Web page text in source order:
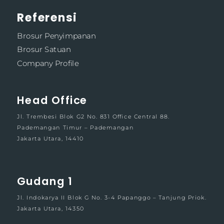
Referensi
Brosur Penyimpanan
Brosur Satuan
Company Profile
Head Office
Jl. Trembesi Blok G2 No. 831 Office Central 88.
Pademangan Timur – Pademangan
Jakarta Utara, 14410
Gudang 1
Jl. Indokarya II Blok G No. 3-4 Papanggo – Tanjung Priok.
Jakarta Utara, 14350